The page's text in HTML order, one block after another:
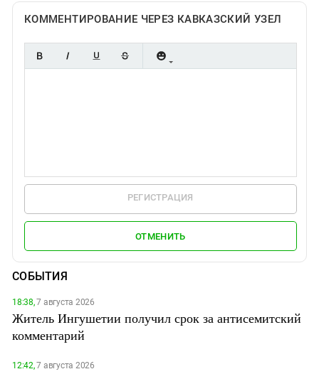
КОММЕНТИРОВАНИЕ ЧЕРЕЗ КАВКАЗСКИЙ УЗЕЛ
РЕГИСТРАЦИЯ
ОТМЕНИТЬ
СОБЫТИЯ
18:38,7 августа 2026
Житель Ингушетии получил срок за антисемитский
комментарий
12:42,7 августа 2026